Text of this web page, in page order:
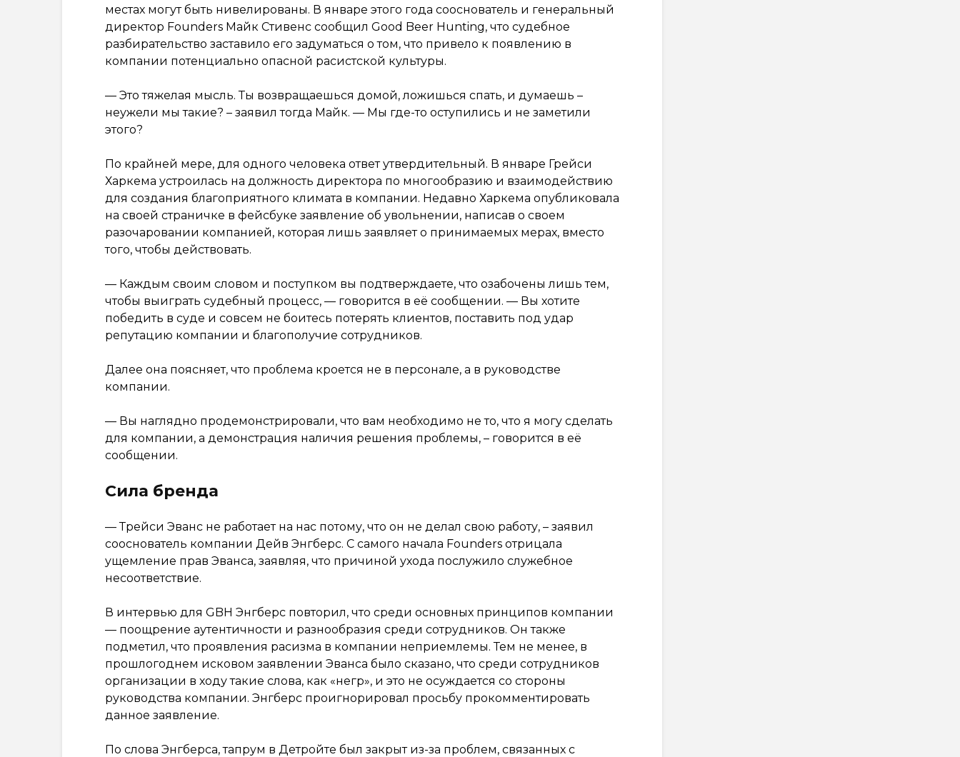
местах могут быть нивелированы. В январе этого года сооснователь и генеральный
директор Founders Майк Стивенс сообщил Good Beer Hunting, что судебное
разбирательство заставило его задуматься о том, что привело к появлению в
компании потенциально опасной расистской культуры.
— Это тяжелая мысль. Ты возвращаешься домой, ложишься спать, и думаешь –
неужели мы такие? – заявил тогда Майк. — Мы где-то оступились и не заметили
этого?
По крайней мере, для одного человека ответ утвердительный. В январе Грейcи
Харкема устроилась на должность директора по многообразию и взаимодействию
для создания благоприятного климата в компании. Недавно Харкема опубликовала
на своей страничке в фейсбуке заявление об увольнении, написав о своем
разочаровании компанией, которая лишь заявляет о принимаемых мерах, вместо
того, чтобы действовать.
— Каждым своим словом и поступком вы подтверждаете, что озабочены лишь тем,
чтобы выиграть судебный процесс, — говорится в её сообщении. — Вы хотите
победить в суде и совсем не боитесь потерять клиентов, поставить под удар
репутацию компании и благополучие сотрудников.
Далее она поясняет, что проблема кроется не в персонале, а в руководстве
компании.
— Вы наглядно продемонстрировали, что вам необходимо не то, что я могу сделать
для компании, а демонстрация наличия решения проблемы, – говорится в её
сообщении.
Сила бренда
— Трейси Эванс не работает на нас потому, что он не делал свою работу, – заявил
сооснователь компании Дейв Энгберс. С самого начала Founders отрицала
ущемление прав Эванса, заявляя, что причиной ухода послужило служебное
несоответствие.
В интервью для GBH Энгберс повторил, что среди основных принципов компании
— поощрение аутентичности и разнообразия среди сотрудников. Он также
подметил, что проявления расизма в компании неприемлемы. Тем не менее, в
прошлогоднем исковом заявлении Эванса было сказано, что среди сотрудников
организации в ходу такие слова, как «негр», и это не осуждается со стороны
руководства компании. Энгберс проигнорировал просьбу прокомментировать
данное заявление.
По слова Энгберса, тапрум в Детройте был закрыт из-за проблем, связанных с